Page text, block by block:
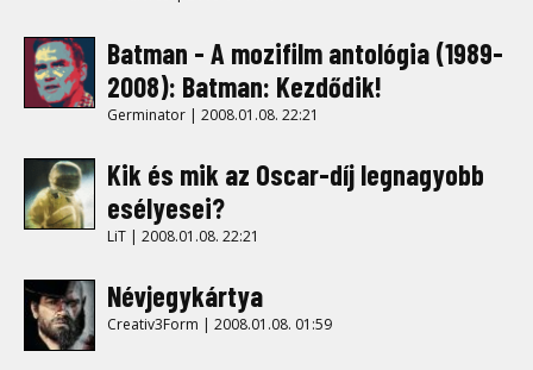
Batman - A mozifilm antológia (1989-
2008): Batman: Kezdődik!
Germinator | 2008.01.08. 22:21
Kik és mik az Oscar-díj legnagyobb
esélyesei?
LiT | 2008.01.08. 22:21
Névjegykártya
Creativ3Form | 2008.01.08. 01:59